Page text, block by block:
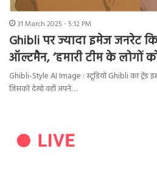
31 March 2025 - 5:12 PM
Ghibli पर ज्यादा इमेज जनरेट
ऑल्टमैन, ‘हमारी टीम के लोगों
Ghibli-Style AI Image : स्टूडियो Ghibli का ट्रेंड
जिसको देखो वही अपने…